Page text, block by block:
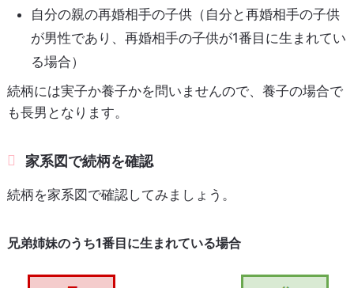
自分の親の再婚相手の子供（自分と再婚相手の子供
が男性であり、再婚相手の子供が1番目に生まれてい
る場合）
続柄には実子か養子かを問いませんので、養子の場合で
も長男となります。
家系図で続柄を確認
続柄を家系図で確認してみましょう。
兄弟姉妹のうち1番目に生まれている場合